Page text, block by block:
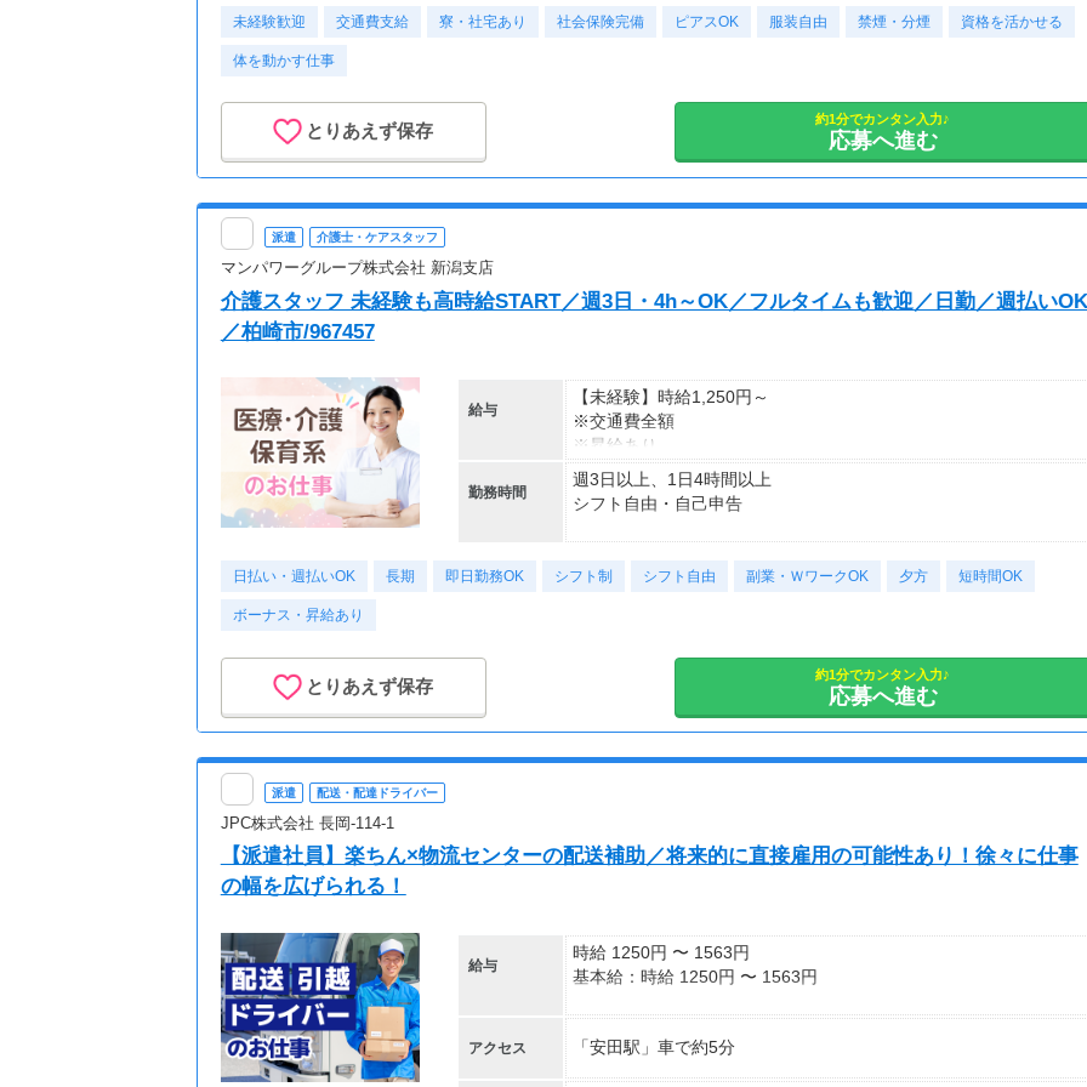
未経験歓迎 交通費支給 寮・社宅あり 社会保険完備 ピアスOK 服装自由 禁煙・分煙 資格を活かせる
体を動かす仕事
とりあえず保存
約1分でカンタン入力♪
応募へ進む
派遣 介護士・ケアスタッフ
マンパワーグループ株式会社 新潟支店
介護スタッフ 未経験も高時給START／週3日・4h～OK／フルタイムも歓迎／日勤／週払いOK
／柏崎市/967457
給与
【未経験】時給1,250円～
※交通費全額
※昇給あり
≪収入例≫
・日収(1,250*8)円（時給1,250円×8h）
・月収220,000円（日収(1,250*8)円×月22回勤務）
※資格手当あり（時給50円～UP/資格の種類によって異なる）
※日払いも週払いOK（規定あり）
（稼働開始時は手続き完了次第となります）
勤務時間
週3日以上、1日4時間以上
シフト自由・自己申告
応募後、あなたの希望をお伺いして、
※勤務時間に合わせて30分～1ｈの休憩あり
※この時間内で、働けるご希望時間帯をもとにお探し致します。
◇9：00～16：00など
◇7：00～14：00など
夕方からWワークの方に最適！
◇10：00～19：00など
しっかりフルタイム勤務も可能！
日払い・週払いOK 長期 即日勤務OK シフト制 シフト自由 副業・ＷワークOK 夕方 短時間OK
ボーナス・昇給あり
とりあえず保存
約1分でカンタン入力♪
応募へ進む
派遣 配送・配達ドライバー
JPC株式会社 長岡-114-1
【派遣社員】楽ちん×物流センターの配送補助／将来的に直接雇用の可能性あり！徐々に仕事
の幅を広げられる！
給与
時給 1250円 〜 1563円
基本給：時給 1250円 〜 1563円
＊昇給
＊賞与
アクセス 「安田駅」車で約5分